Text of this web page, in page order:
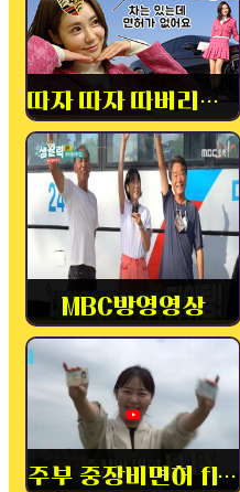
따자 따자 따버리자! 1탄
MBC방영영상
주부 중장비면허 flex